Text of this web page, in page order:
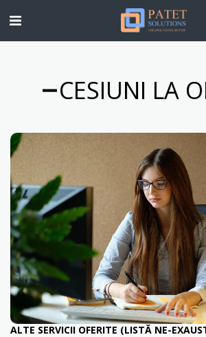
CESIUNI LA
ALTE SERVICII OFERITE (LISTĂ NE-